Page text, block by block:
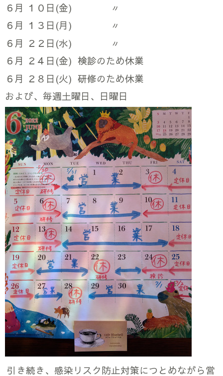
６月 １０日(金) 〃
６月 １３日(月) 〃
６月 ２２日(水) 〃
６月 ２４日(金) 検診のため休業
６月 ２８日(火) 研修のため休業
および、毎週土曜日、日曜日
引き続き、感染リスク防止対策につとめながら営